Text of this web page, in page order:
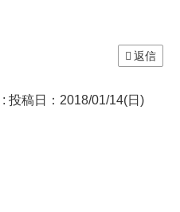
返信
: 投稿日：2018/01/14(日)